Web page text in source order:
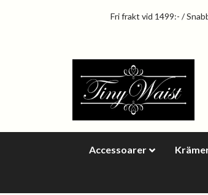
Fri frakt vid 1499:- /
Accessoarer